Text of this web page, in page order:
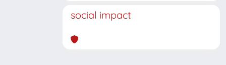
social impact